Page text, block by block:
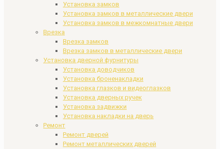
Установка замков
Установка замков в металлические двери
Установка замков в межкомнатные двери
Врезка
Врезка замков
Врезка замков в металлические двери
Установка дверной фурнитуры
Установка доводчиков
Установка броненакладки
Установка глазков и видеоглазков
Установка дверных ручек
Установка задвижки
Установка накладки на дверь
Ремонт
Ремонт дверей
Ремонт металлических дверей